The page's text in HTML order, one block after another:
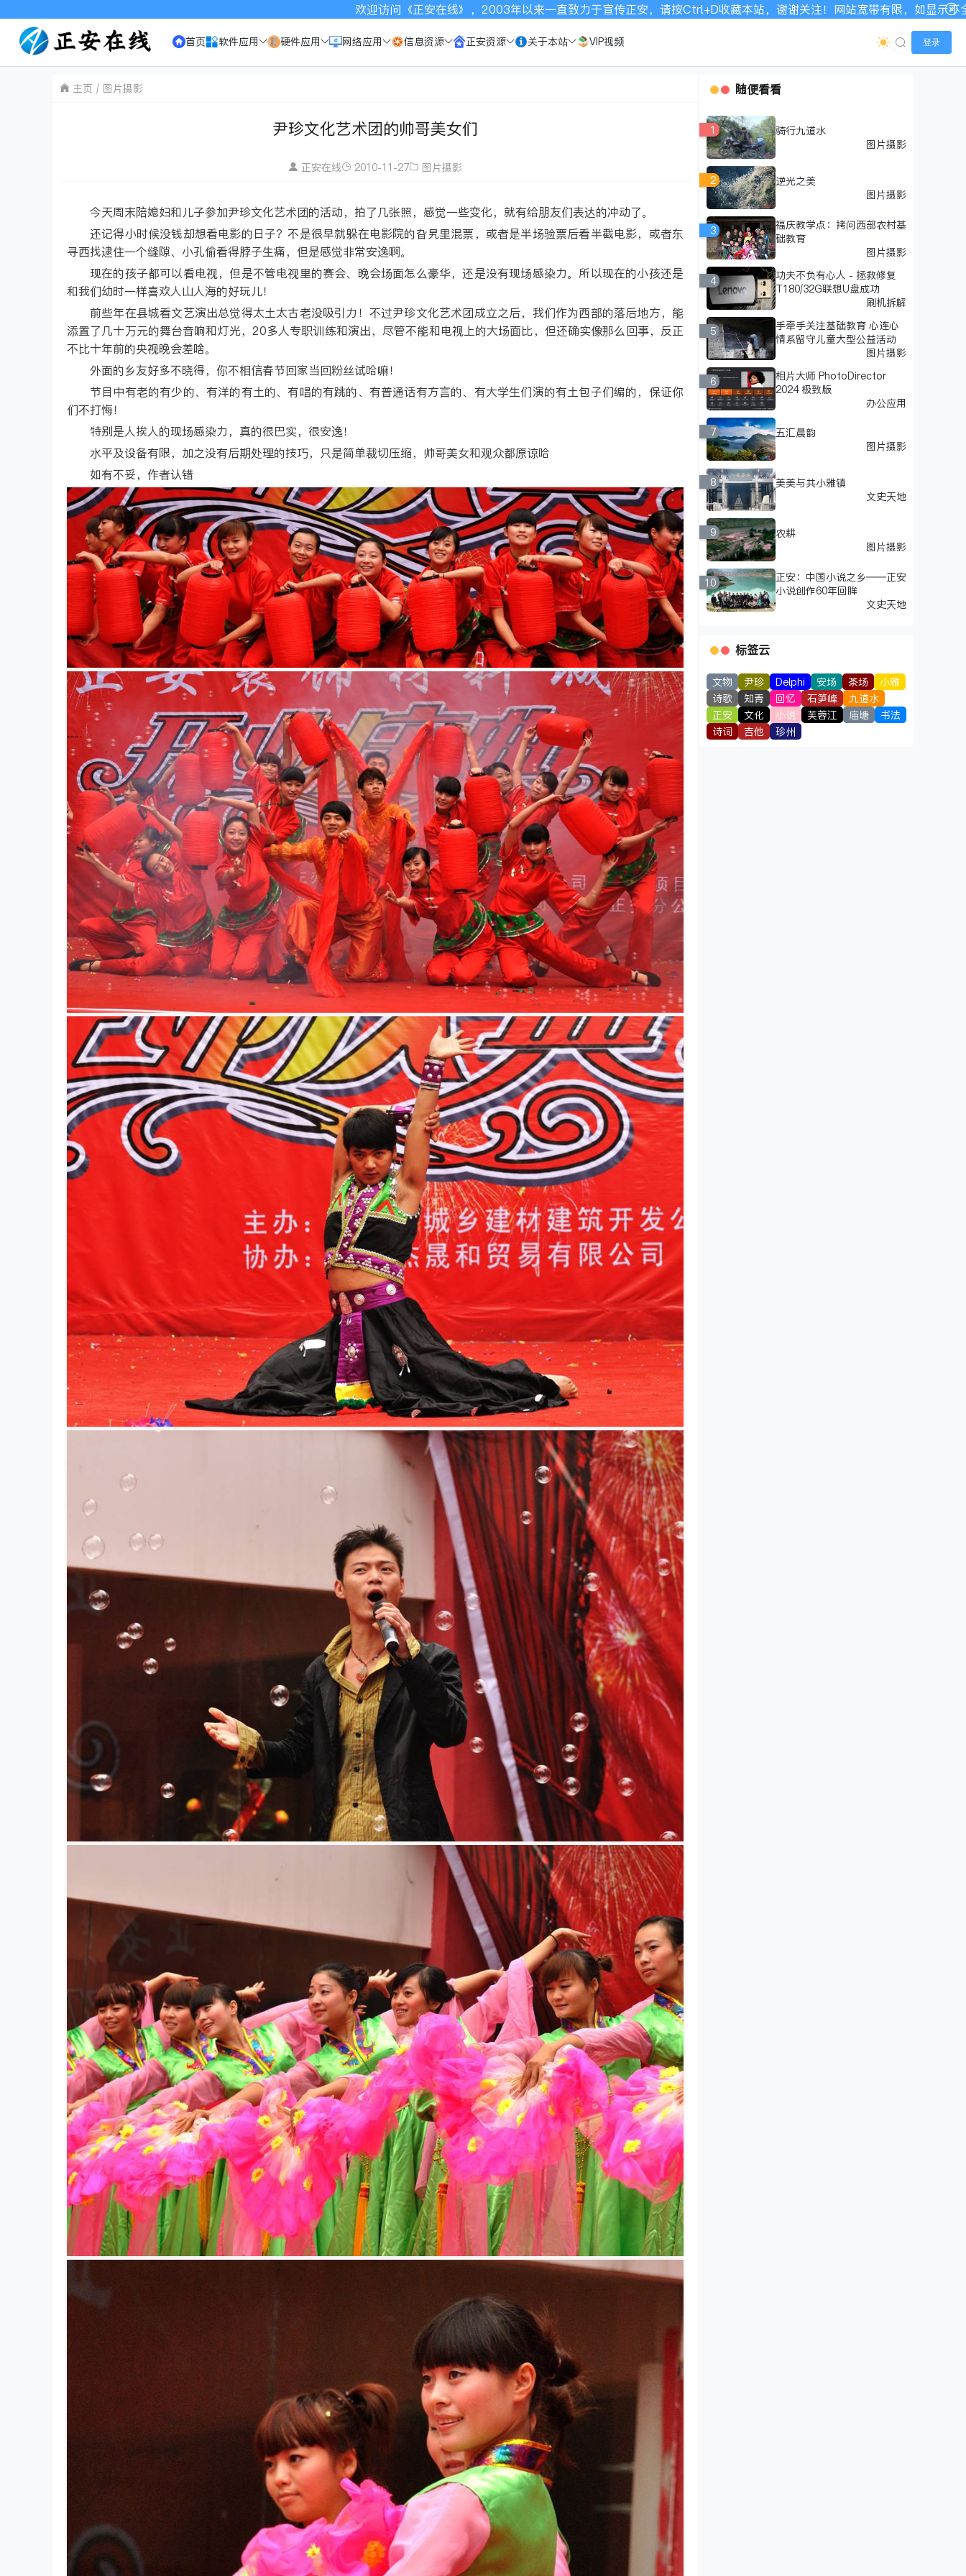
欢迎访问《正安在线》，2003年以来一直致力于宣传正安，请按Ctrl+D收藏本站，谢谢关注！网站宽带有限，如显示不全请刷新加载！
首页 软件应用 硬件应用 网络应用 信息资源 正安资源 关于本站 VIP视频 登录
主页 图片摄影
尹珍文化艺术团的帅哥美女们
正安在线 2010-11-27 图片摄影
今天周末陪媳妇和儿子参加尹珍文化艺术团的活动，拍了几张照，感觉一些变化，就有给朋友们表达的冲动了。
还记得小时候没钱却想看电影的日子？不是很早就躲在电影院的旮旯里混票，或者是半场验票后看半截电影，或者东
寻西找逮住一个缝隙、小孔偷看得脖子生痛，但是感觉非常安逸啊。
现在的孩子都可以看电视，但是不管电视里的赛会、晚会场面怎么豪华，还是没有现场感染力。所以现在的小孩还是
和我们幼时一样喜欢人山人海的好玩儿！
前些年在县城看文艺演出总觉得太土太古老没吸引力！不过尹珍文化艺术团成立之后，我们作为西部的落后地方，能
添置了几十万元的舞台音响和灯光，20多人专职训练和演出，尽管不能和电视上的大场面比，但还确实像那么回事，反正
不比十年前的央视晚会差啥。
外面的乡友好多不晓得，你不相信春节回家当回粉丝试哈嘛！
节目中有老的有少的、有洋的有土的、有唱的有跳的、有普通话有方言的、有大学生们演的有土包子们编的，保证你
们不打悔！
特别是人挨人的现场感染力，真的很巴实，很安逸！
水平及设备有限，加之没有后期处理的技巧，只是简单裁切压缩，帅哥美女和观众都原谅哈
如有不妥，作者认错
随便看看
1
骑行九道水
图片摄影
2
逆光之美
图片摄影
3
福庆教学点：拷问西部农村基
础教育
图片摄影
4
功夫不负有心人 - 拯救修复
T180/32G联想U盘成功
刷机拆解
5
手牵手关注基础教育 心连心
情系留守儿童大型公益活动
图片摄影
6
相片大师 PhotoDirector
2024 极致版
办公应用
7
五汇晨韵
图片摄影
8
美美与共小雅镇
文史天地
9
农耕
图片摄影
10
正安：中国小说之乡——正安
小说创作60年回眸
文史天地
标签云
文物 尹珍 Delphi 安场 茶场
小雅
诗歌
知青 回忆 石笋峰
九道水
正安
文化 小说 芙蓉江 庙塘
书法
诗词
吉他 珍州